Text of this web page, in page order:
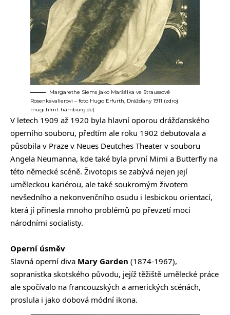
Margarethe Siems jako Maršálka ve Straussově
Rosenkavalierovi – foto Hugo Erfurth, Drážďany 1911 (zdroj
mugi.hfmt-hamburg.de)
V letech 1909 až 1920 byla hlavní oporou drážďanského
operního souboru, předtím ale roku 1902 debutovala a
působila v Praze v Neues Deutches Theater v souboru
Angela Neumanna, kde také byla první Mimi a Butterfly na
této německé scéně. Životopis se zabývá nejen její
uměleckou kariérou, ale také soukromým životem
nevšedního a nekonvenčního osudu i lesbickou orientací,
která jí přinesla mnoho problémů po převzetí moci
národními socialisty.
Operní úsměv
Slavná operní diva Mary Garden (1874-1967),
sopranistka skotského původu, jejíž těžiště umělecké práce
ale spočívalo na francouzských a amerických scénách,
proslula i jako dobová módní ikona.